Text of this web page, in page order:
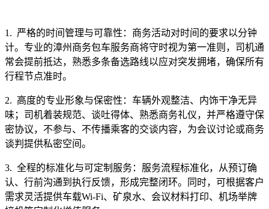
1. 严格的时间管理与可靠性：商务活动对时间的要求以分钟
计。专业的漳州商务包车服务商将守时视为第一准则，司机通
常会提前抵达，熟悉多条备选路线以应对突发拥堵，确保所有
行程节点准时。
2. 高度的专业形象与保密性：车辆外观整洁、内饰干净无异
味；司机着装规范、谈吐得体、熟悉商务礼仪，并严格遵守保
密协议，不参与、不传播乘客的交谈内容，为会议讨论或商务
谈判提供私密空间。
3. 全程的标准化与可定制服务：服务流程标准化，从预订确
认、行前沟通到执行反馈，形成完整闭环。同时，可根据客户
需求灵活提供车载Wi-Fi、矿泉水、会议材料打印、机场举牌